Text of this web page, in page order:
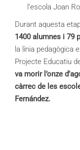
l’escola Joan
Durant aquesta
1400 alumnes i 79
la línia pedagògica
Projecte Educatiu
va morir l’onze
càrrec de les
Fernández.